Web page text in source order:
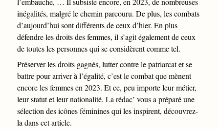
inégalités, malgré le chemin parcouru. De plus, les combats
d’aujourd’hui sont différents de ceux d’hier. En plus
défendre les droits des femmes, il s’agit également de ceux
de toutes les personnes qui se considèrent comme tel.
Préserver les droits gagnés, lutter contre le patriarcat et se
battre pour arriver à l’égalité, c’est le combat que mènent
encore les femmes en 2023. Et ce, peu importe leur métier,
leur statut et leur nationalité. La rédac’ vous a préparé une
sélection des icônes féminines qui les inspirent, découvrez-
la dans cet article.